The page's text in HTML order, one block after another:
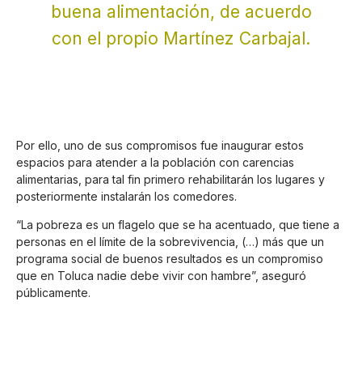
buena alimentación, de acuerdo
con el propio Martínez Carbajal.
Por ello, uno de sus compromisos fue inaugurar estos
espacios para atender a la población con carencias
alimentarias, para tal fin primero rehabilitarán los lugares y
posteriormente instalarán los comedores.
“La pobreza es un flagelo que se ha acentuado, que tiene a
personas en el límite de la sobrevivencia, (…) más que un
programa social de buenos resultados es un compromiso
que en Toluca nadie debe vivir con hambre”, aseguró
públicamente.